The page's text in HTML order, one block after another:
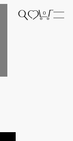
検索を開くカートを開く
0 メニ